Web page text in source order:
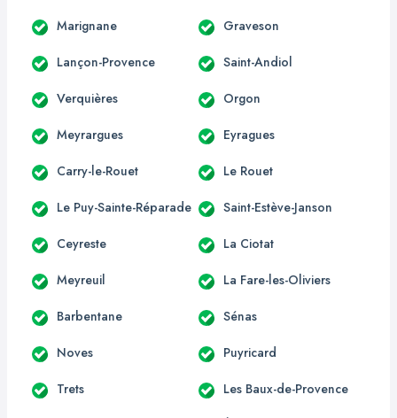
Marignane Graveson
Lançon-Provence Saint-Andiol
Verquières Orgon
Meyrargues Eyragues
Carry-le-Rouet Le Rouet
Le Puy-Sainte-Réparade Saint-Estève-Janson
Ceyreste La Ciotat
Meyreuil La Fare-les-Oliviers
Barbentane Sénas
Noves Puyricard
Trets Les Baux-de-Provence